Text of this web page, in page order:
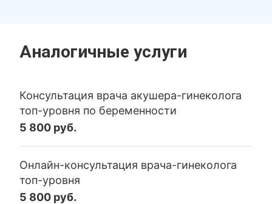
Аналогичные услуги
Консультация врача акушера-гинеколога
топ-уровня по беременности
5 800 руб.
Онлайн-консультация врача-гинеколога
топ-уровня
5 800 руб.